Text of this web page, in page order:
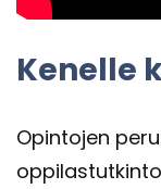
Ke­nel­le
Opin­to­jen